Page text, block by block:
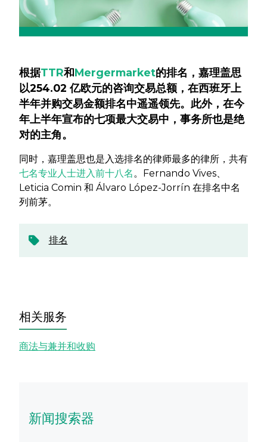
根据TTR和Mergermarket的排名，嘉理盖思
以254.02 亿欧元的咨询交易总额，在西班牙上
半年并购交易金额排名中遥遥领先。此外，在今
年上半年宣布的七项最大交易中，事务所也是绝
对的主角。
同时，嘉理盖思也是入选排名的律师最多的律所，共有
七名专业人士进入前十八名。Fernando Vives、
Leticia Comin 和 Álvaro López-Jorrín 在排名中名
列前茅。
排名
相关服务
商法与兼并和收购
新闻搜索器